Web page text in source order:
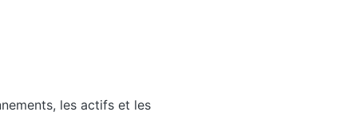
les actifs et les